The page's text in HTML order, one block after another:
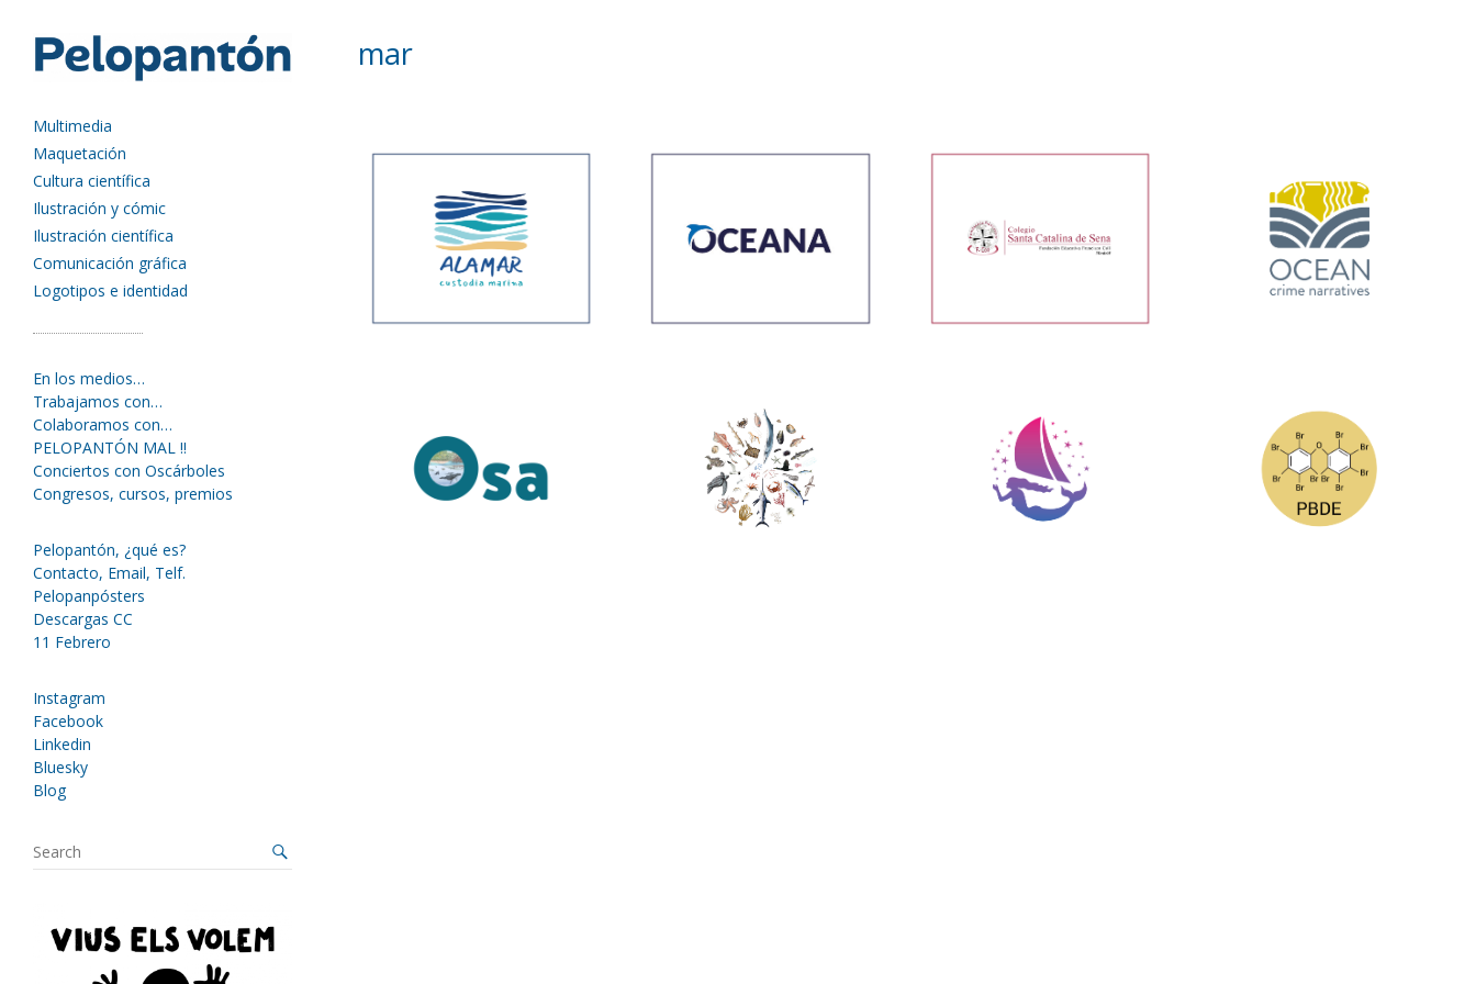
Multimedia
Maquetación
Cultura científica
Ilustración y cómic
Ilustración científica
Comunicación gráfica
Logotipos e identidad
mar
En los medios…
Trabajamos con…
Colaboramos con…
PELOPANTÓN MAL !!
Conciertos con Oscárboles
Congresos, cursos, premios
Pelopantón, ¿qué es?
Contacto, Email, Telf.
Pelopanpósters
Descargas CC
11 Febrero
Instagram
Facebook
Linkedin
Bluesky
Blog
S
e